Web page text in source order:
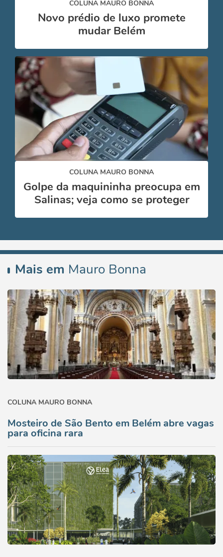
COLUNA MAURO BONNA
Novo prédio de luxo promete
mudar Belém
COLUNA MAURO BONNA
Golpe da maquininha preocupa em
Salinas; veja como se proteger
Mais em Mauro Bonna
COLUNA MAURO BONNA
Mosteiro de São Bento em Belém abre vagas
para oficina rara